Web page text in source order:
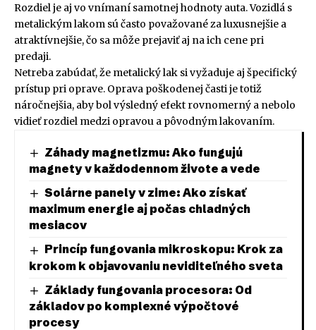
Rozdiel je aj vo vnímaní samotnej hodnoty auta. Vozidlá s
metalickým lakom sú často považované za luxusnejšie a
atraktívnejšie, čo sa môže prejaviť aj na ich cene pri
predaji.
Netreba zabúdať, že metalický lak si vyžaduje aj špecifický
prístup pri oprave. Oprava poškodenej časti je totiž
náročnejšia, aby bol výsledný efekt rovnomerný a nebolo
vidieť rozdiel medzi opravou a pôvodným lakovaním.
Záhady magnetizmu: Ako fungujú
magnety v každodennom živote a vede
Solárne panely v zime: Ako získať
maximum energie aj počas chladných
mesiacov
Princíp fungovania mikroskopu: Krok za
krokom k objavovaniu neviditeľného sveta
Základy fungovania procesora: Od
základov po komplexné výpočtové
procesy